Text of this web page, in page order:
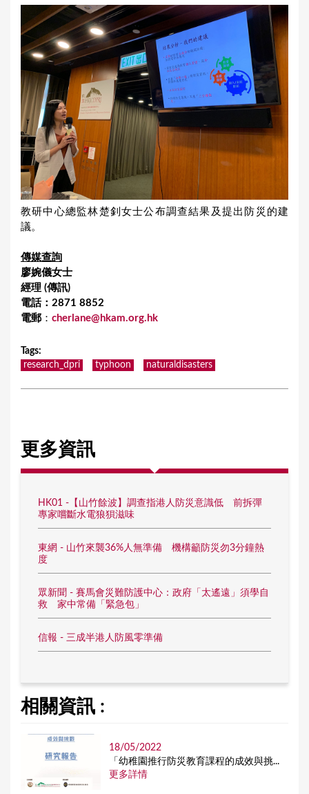
教研中心總監林楚釗女士公布調查結果及提出防災的建
議。
傳媒查詢
廖婉儀女士
經理 (傳訊)
電話：2871 8852
電郵 ： cherlane@hkam.org.hk
Tags:
research_dpri
typhoon naturaldisasters
更多資訊
HK01 -【山竹餘波】調查指港人防災意識低 前拆彈
專家嚐斷水電狼狽滋味
東網 - 山竹來襲36%人無準備 機構籲防災勿3分鐘熱
度
眾新聞 - 賽馬會災難防護中心：政府「太遙遠」須學自
救 家中常備「緊急包」
信報 - 三成半港人防風零準備
相關資訊 :
18/05/2022
「幼稚園推行防災教育課程的成效與挑...
更多詳情